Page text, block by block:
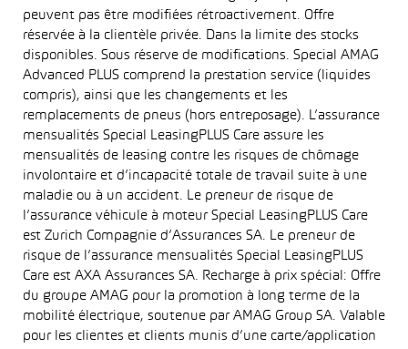
peuvent pas être modifiées rétroactivement. Offre
réservée à la clientèle privée. Dans la limite des stocks
disponibles. Sous réserve de modifications. Special AMAG
Advanced PLUS comprend la prestation service (liquides
compris), ainsi que les changements et les
remplacements de pneus (hors entreposage). L’assurance
mensualités Special LeasingPLUS Care assure les
mensualités de leasing contre les risques de chômage
involontaire et d’incapacité totale de travail suite à une
maladie ou à un accident. Le preneur de risque de
l’assurance véhicule à moteur Special LeasingPLUS Care
est Zurich Compagnie d’Assurances SA. Le preneur de
risque de l’assurance mensualités Special LeasingPLUS
Care est AXA Assurances SA. Recharge à prix spécial: Offre
du groupe AMAG pour la promotion à long terme de la
mobilité électrique, soutenue par AMAG Group SA. Valable
pour les clientes et clients munis d’une carte/application